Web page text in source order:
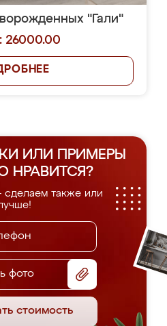
"Гали"
26000.00
ИЛИ ПРИМЕРЫ
НРАВИТСЯ?
сделаем также или
фото
стоимость